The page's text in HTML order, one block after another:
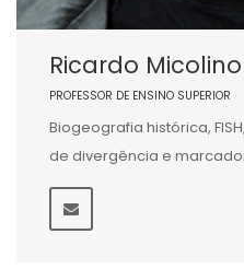
Ricardo Micolino
PROFESSOR DE ENSINO SUPERIOR
Biogeografia histórica,
de divergência e